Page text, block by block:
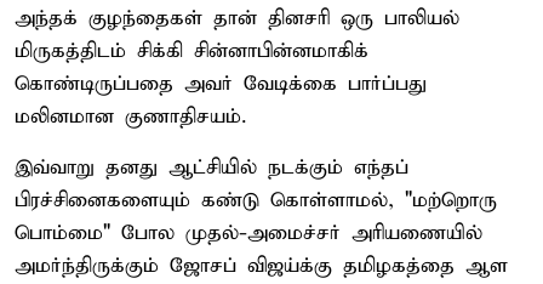
அந்தக் குழந்தைகள் தான் தினசரி ஒரு பாலியல்
மிருகத்திடம் சிக்கி சின்னாபின்னமாகிக்
கொண்டிருப்பதை அவர் வேடிக்கை பார்ப்பது
மலினமான குணாதிசயம்.
இவ்வாறு தனது ஆட்சியில் நடக்கும் எந்தப்
பிரச்சினைகளையும் கண்டு கொள்ளாமல், "மற்றொரு
பொம்மை" போல முதல்-அமைச்சர் அரியணையில்
அமர்ந்திருக்கும் ஜோசப் விஜய்க்கு தமிழகத்தை ஆள